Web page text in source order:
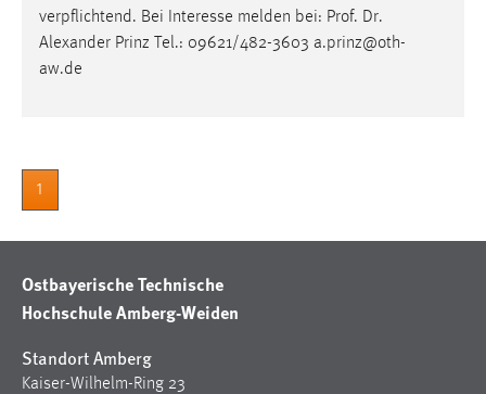
verpflichtend. Bei Interesse melden bei: Prof. Dr.
Alexander Prinz Tel.: 09621/482-3603 a.prinz@oth-
aw.de
1
Ostbayerische Technische
Hochschule Amberg-Weiden
Standort Amberg
Kaiser-Wilhelm-Ring 23